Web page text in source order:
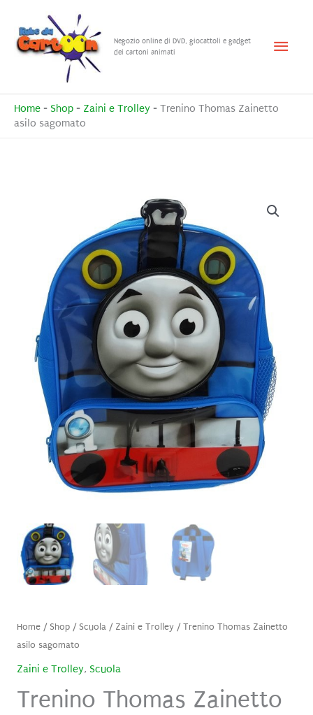
contenuto
Negozio online di DVD, giocattoli e gadget
dei cartoni animati
Menu
Home - Shop - Zaini e Trolley - Trenino Thomas Zainetto
asilo sagomato
Home/ Shop/ Scuola/ Zaini e Trolley/ Trenino Thomas Zainetto
asilo sagomato
Zaini e Trolley, Scuola
Trenino Thomas Zainetto